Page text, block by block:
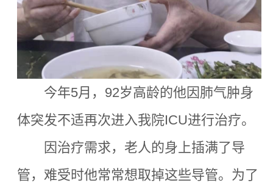
今年5月，92岁高龄的他因肺气肿身
体突发不适再次进入我院ICU进行治疗。
因治疗需求，老人的身上插满了导
管，难受时他常常想取掉这些导管。为了